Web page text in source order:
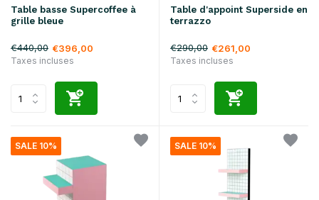
Table basse Supercoffee à
grille bleue
€440,00 €396,00
Taxes incluses
Table d'appoint Superside en
terrazzo
€290,00 €261,00
Taxes incluses
SALE 10% SALE 10%